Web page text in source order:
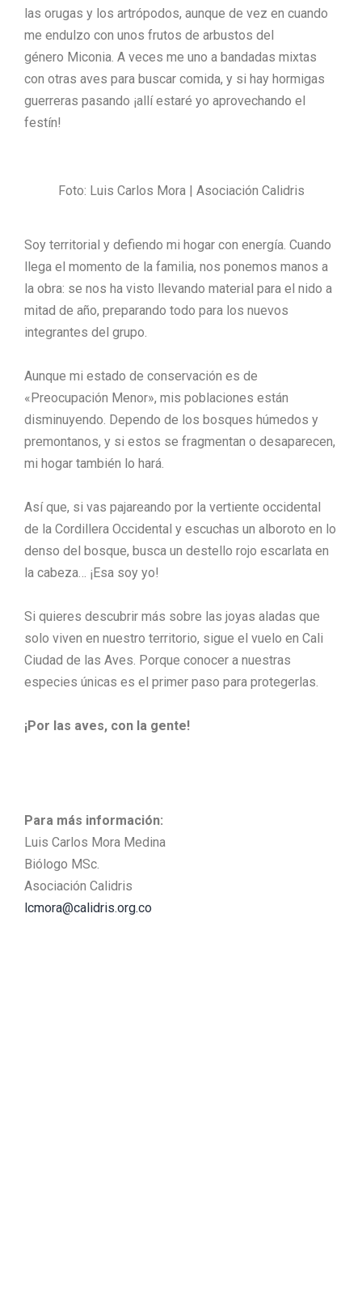
las orugas y los artrópodos, aunque de vez en cuando
me endulzo con unos frutos de arbustos del
género Miconia. A veces me uno a bandadas mixtas
con otras aves para buscar comida, y si hay hormigas
guerreras pasando ¡allí estaré yo aprovechando el
festín!
Foto: Luis Carlos Mora | Asociación Calidris
Soy territorial y defiendo mi hogar con energía. Cuando
llega el momento de la familia, nos ponemos manos a
la obra: se nos ha visto llevando material para el nido a
mitad de año, preparando todo para los nuevos
integrantes del grupo.
Aunque mi estado de conservación es de
«Preocupación Menor», mis poblaciones están
disminuyendo. Dependo de los bosques húmedos y
premontanos, y si estos se fragmentan o desaparecen,
mi hogar también lo hará.
Así que, si vas pajareando por la vertiente occidental
de la Cordillera Occidental y escuchas un alboroto en lo
denso del bosque, busca un destello rojo escarlata en
la cabeza… ¡Esa soy yo!
Si quieres descubrir más sobre las joyas aladas que
solo viven en nuestro territorio, sigue el vuelo en Cali
Ciudad de las Aves. Porque conocer a nuestras
especies únicas es el primer paso para protegerlas.
¡Por las aves, con la gente!
Para más información:
Luis Carlos Mora Medina
Biólogo MSc.
Asociación Calidris
lcmora@calidris.org.co